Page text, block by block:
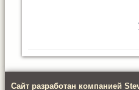
Сайт разработан компанией